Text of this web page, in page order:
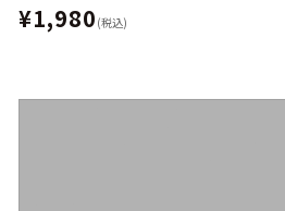
¥1,980 (税込)